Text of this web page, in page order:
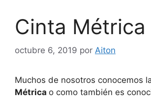
Cinta Métrica
octubre 6, 2019 por Aiton
Muchos de nosotros conocemos
Métrica o como también es